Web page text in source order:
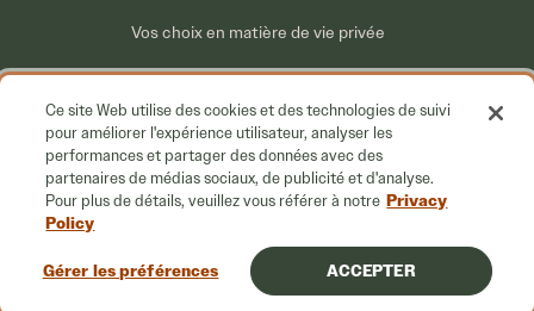
Vos choix en matière de vie privée
Ce site Web utilise des cookies et des technologies de suivi
pour améliorer l'expérience utilisateur, analyser les
performances et partager des données avec des
partenaires de médias sociaux, de publicité et d'analyse.
Pour plus de détails, veuillez vous référer à notre Privacy
Policy
Gérer les préférences ACCEPTER